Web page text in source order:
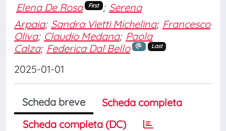
Elena De Rosa First ; Serena
Arpaia; Sandra Vietti Michelina; Francesco
Oliva; Claudio Medana; Paola
Calza; Federica Dal Bello Last
2025-01-01
Scheda breve
Scheda completa
Scheda completa (DC)